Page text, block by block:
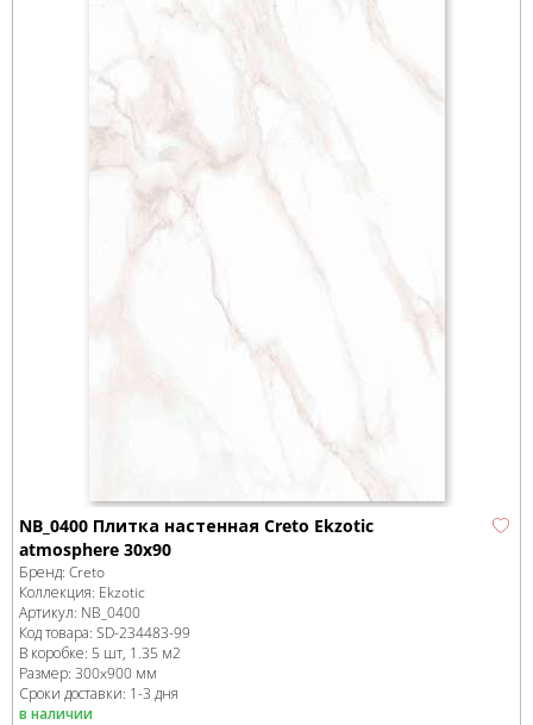
NB_0400 Плитка настенная Creto Ekzotic
atmosphere 30х90
Бренд: Creto
Коллекция: Ekzotic
Артикул: NB_0400
Код товара: SD-234483-99
В коробке: 5 шт, 1.35 м2
Размер: 300x900 мм
Сроки доставки: 1-3 дня
в наличии